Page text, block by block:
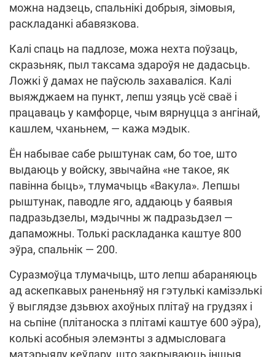
можна надзець, спальнікі добрыя, зімовыя,
раскладанкі абавязкова.
Калі спаць на падлозе, можа нехта поўзаць,
скразьняк, пыл таксама здароўя не дадасьць.
Ложкі ў дамах не паўсюль захаваліся. Калі
выяжджаем на пункт, лепш узяць усё сваё і
працаваць у камфорце, чым вярнуцца з ангінай,
кашлем, чханьнем, — кажа мэдык.
Ён набывае сабе рыштунак сам, бо тое, што
выдаюць у войску, звычайна «не такое, як
павінна быць», тлумачыць «Вакула». Лепшы
рыштунак, паводле яго, аддаюць у баявыя
падразьдзелы, мэдычны ж падразьдзел —
дапаможны. Толькі раскладанка каштуе 800
эўра, спальнік — 200.
Суразмоўца тлумачыць, што лепш абараняюць
ад аскепкавых раненьняў ня гэтулькі камізэлькі
ў выглядзе дзьвюх ахоўных плітаў на грудзях і
на сьпіне (плітаноска з плітамі каштуе 600 эўра),
колькі асобныя элемэнты з адмысловага
матэрыялу кеўлару, што закрываюць іншыя